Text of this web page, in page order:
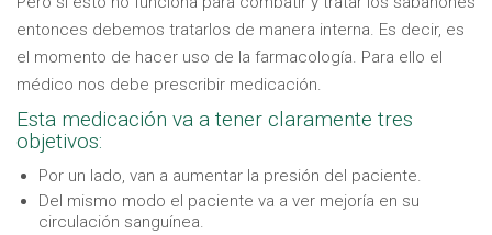
entonces debemos tratarlos de manera interna. Es decir, es
el momento de hacer uso de la farmacología. Para ello el
médico nos debe prescribir medicación.
Esta medicación va a tener claramente tres
objetivos:
Por un lado, van a aumentar la presión del paciente.
Del mismo modo el paciente va a ver mejoría en su
circulación sanguínea.